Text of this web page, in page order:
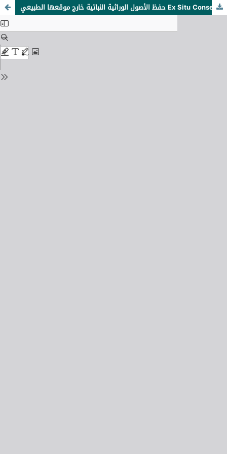
حفظ الأصول الوراثية النباتية خارج موقعها الطبيعي Ex Situ Conservation